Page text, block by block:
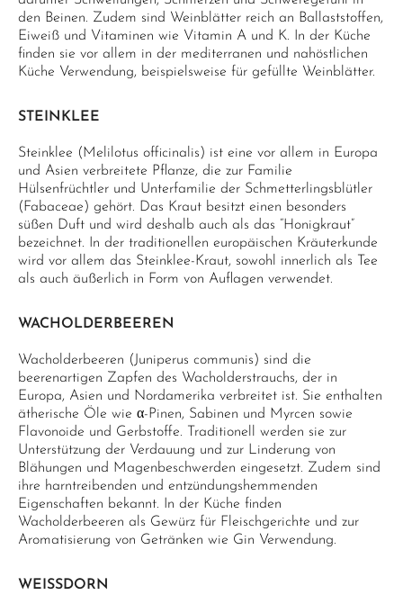
den Beinen. Zudem sind Weinblätter reich an Ballaststoffen,
Eiweiß und Vitaminen wie Vitamin A und K. In der Küche
finden sie vor allem in der mediterranen und nahöstlichen
Küche Verwendung, beispielsweise für gefüllte Weinblätter.
STEINKLEE
Steinklee (Melilotus officinalis) ist eine vor allem in Europa
und Asien verbreitete Pflanze, die zur Familie
Hülsenfrüchtler und Unterfamilie der Schmetterlingsblütler
(Fabaceae) gehört. Das Kraut besitzt einen besonders
süßen Duft und wird deshalb auch als das “Honigkraut”
bezeichnet. In der traditionellen europäischen Kräuterkunde
wird vor allem das Steinklee-Kraut, sowohl innerlich als Tee
als auch äußerlich in Form von Auflagen verwendet.
WACHOLDERBEEREN
Wacholderbeeren (Juniperus communis) sind die
beerenartigen Zapfen des Wacholderstrauchs, der in
Europa, Asien und Nordamerika verbreitet ist. Sie enthalten
ätherische Öle wie α-Pinen, Sabinen und Myrcen sowie
Flavonoide und Gerbstoffe. Traditionell werden sie zur
Unterstützung der Verdauung und zur Linderung von
Blähungen und Magenbeschwerden eingesetzt. Zudem sind
ihre harntreibenden und entzündungshemmenden
Eigenschaften bekannt. In der Küche finden
Wacholderbeeren als Gewürz für Fleischgerichte und zur
Aromatisierung von Getränken wie Gin Verwendung.
WEISSDORN